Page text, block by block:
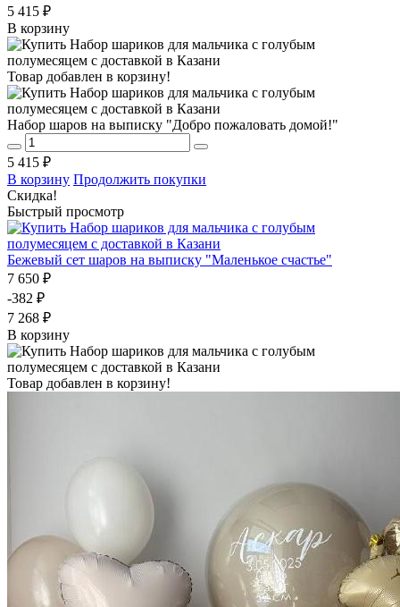
5 415 ₽
В корзину
Товар добавлен в корзину!
Набор шаров на выписку "Добро пожаловать домой!"
5 415 ₽
В корзину Продолжить покупки
Скидка!
Быстрый просмотр
Бежевый сет шаров на выписку "Маленькое счастье"
7 650 ₽
-382 ₽
7 268 ₽
В корзину
Товар добавлен в корзину!